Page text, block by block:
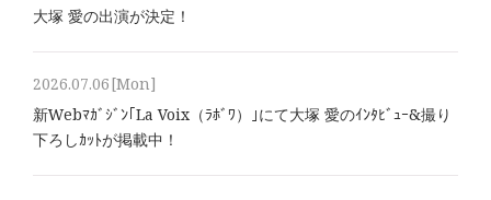
大塚 愛の出演が決定！
2026.07.06[Mon]
新Webﾏｶﾞｼﾞﾝ｢La Voix（ﾗﾎﾞﾜ）｣にて大塚 愛のｲﾝﾀﾋﾞｭｰ&撮り
下ろしｶｯﾄが掲載中！